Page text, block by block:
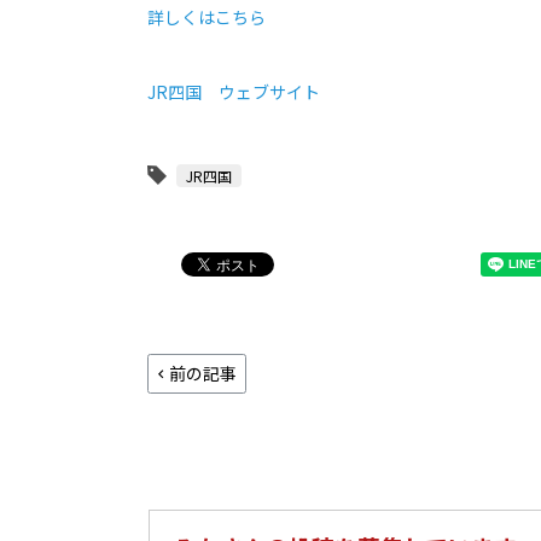
詳しくはこちら
JR四国 ウェブサイト
JR四国
前の記事